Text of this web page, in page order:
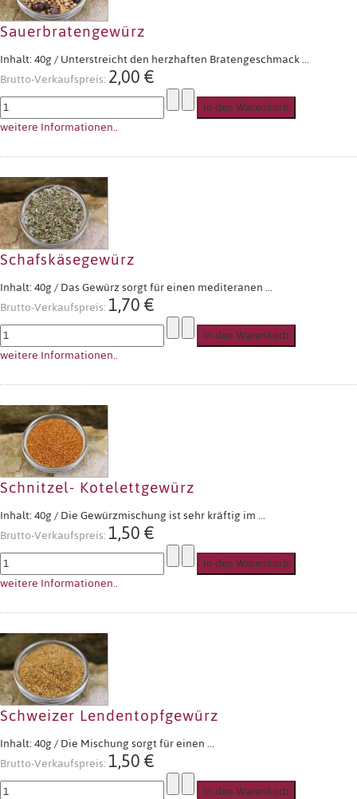
Sauerbratengewürz
Inhalt: 40g / Unterstreicht den herzhaften Bratengeschmack ...
Brutto-Verkaufspreis:2,00 €
weitere Informationen..
Schafskäsegewürz
Inhalt: 40g / Das Gewürz sorgt für einen mediteranen ...
Brutto-Verkaufspreis:1,70 €
weitere Informationen..
Schnitzel- Kotelettgewürz
Inhalt: 40g / Die Gewürzmischung ist sehr kräftig im ...
Brutto-Verkaufspreis:1,50 €
weitere Informationen..
Schweizer Lendentopfgewürz
Inhalt: 40g / Die Mischung sorgt für einen ...
Brutto-Verkaufspreis:1,50 €